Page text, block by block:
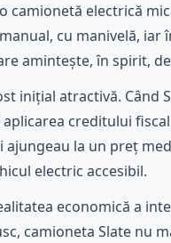
camionetă electrică
cu manivelă,
amintește, în spirit,
inițial atractivă. Când
creditului
la un preț
electric accesibil.
economică a
camioneta Slate nu